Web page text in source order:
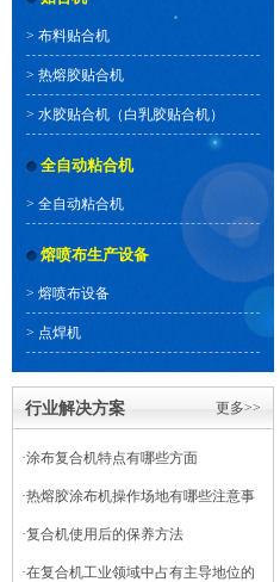
> 布料贴合机
> 热熔胶贴合机
> 水胶贴合机（白乳胶贴合机）
全自动粘合机
> 全自动粘合机
熔喷布生产设备
> 熔喷布设备
> 点焊机
更多>>
行业解决方案
·涂布复合机特点有哪些方面
·热熔胶涂布机操作场地有哪些注意事
项
·复合机使用后的保养方法
·在复合机工业领域中占有主导地位的